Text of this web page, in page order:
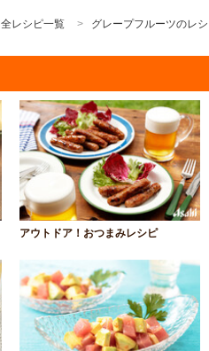
全レシピ一覧 グレープフルーツのレ
アウトドア！おつまみレシピ